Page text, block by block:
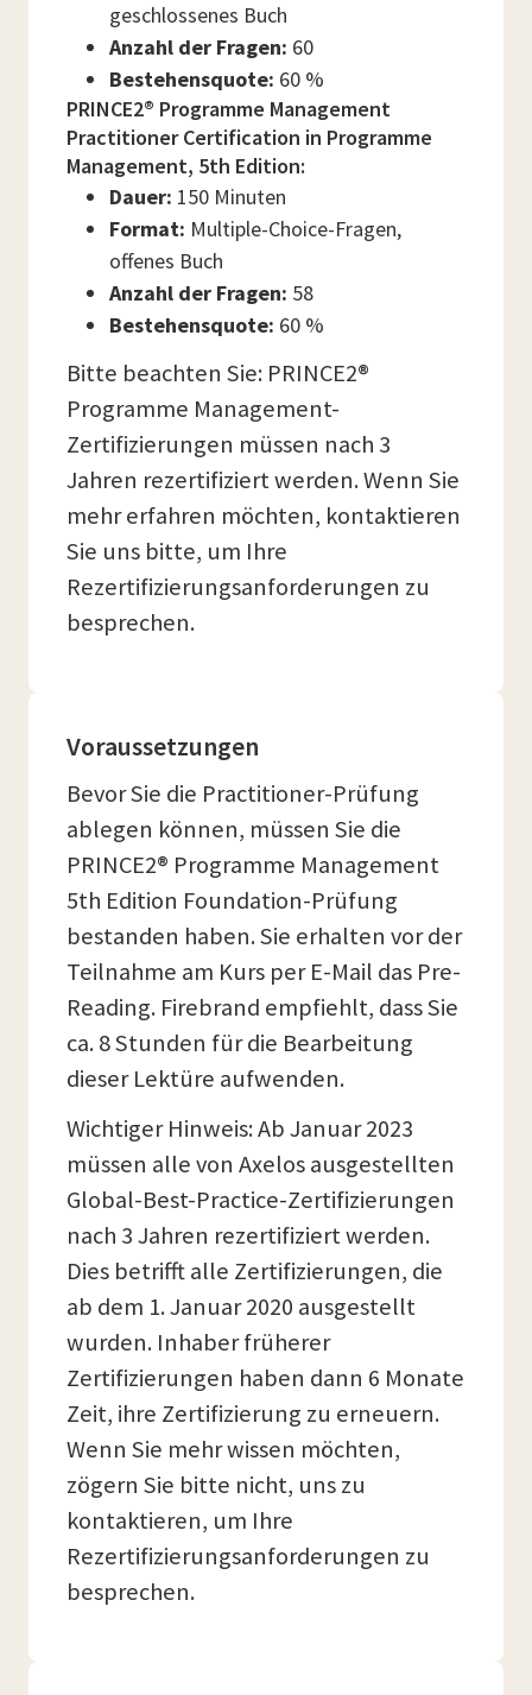
geschlossenes Buch
Anzahl der Fragen: 60
Bestehensquote: 60 %
PRINCE2® Programme Management
Practitioner Certification in Programme
Management, 5th Edition:
Dauer: 150 Minuten
Format: Multiple-Choice-Fragen,
offenes Buch
Anzahl der Fragen: 58
Bestehensquote: 60 %
Bitte beachten Sie: PRINCE2®
Programme Management-
Zertifizierungen müssen nach 3
Jahren rezertifiziert werden. Wenn Sie
mehr erfahren möchten, kontaktieren
Sie uns bitte, um Ihre
Rezertifizierungsanforderungen zu
besprechen.
Voraussetzungen
Bevor Sie die Practitioner-Prüfung
ablegen können, müssen Sie die
PRINCE2® Programme Management
5th Edition Foundation-Prüfung
bestanden haben. Sie erhalten vor der
Teilnahme am Kurs per E-Mail das Pre-
Reading. Firebrand empfiehlt, dass Sie
ca. 8 Stunden für die Bearbeitung
dieser Lektüre aufwenden.
Wichtiger Hinweis: Ab Januar 2023
müssen alle von Axelos ausgestellten
Global-Best-Practice-Zertifizierungen
nach 3 Jahren rezertifiziert werden.
Dies betrifft alle Zertifizierungen, die
ab dem 1. Januar 2020 ausgestellt
wurden. Inhaber früherer
Zertifizierungen haben dann 6 Monate
Zeit, ihre Zertifizierung zu erneuern.
Wenn Sie mehr wissen möchten,
zögern Sie bitte nicht, uns zu
kontaktieren, um Ihre
Rezertifizierungsanforderungen zu
besprechen.